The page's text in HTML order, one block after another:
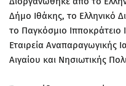
Δήμο Ιθάκης, το Ελληνικό
το Παγκόσμιο Ιπποκράτειο
Εταιρεία Αναπαραγωγικής
Αιγαίου και Νησιωτικής